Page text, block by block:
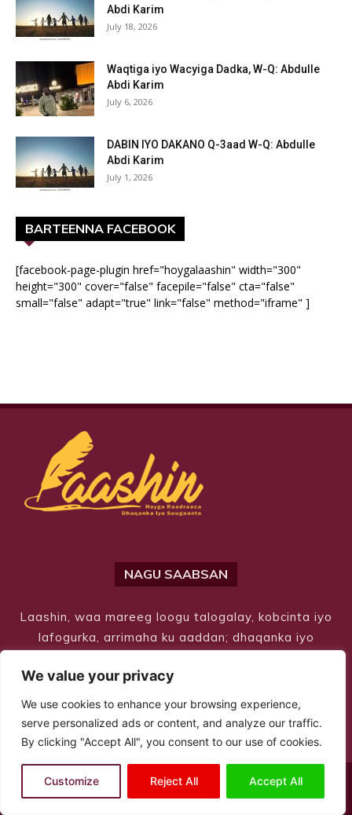
We value your privacy
We use cookies to enhance your browsing experience,
serve personalized ads or content, and analyze our traffic.
By clicking "Accept All", you consent to our use of cookies.
Customize Reject All Accept All
Abdi Karim
July 18, 2026
Waqtiga iyo Wacyiga Dadka, W-Q: Abdulle
Abdi Karim
July 6, 2026
DABIN IYO DAKANO Q-3aad W-Q: Abdulle
Abdi Karim
July 1, 2026
BARTEENNA FACEBOOK
[facebook-page-plugin href="hoygalaashin" width="300"
height="300" cover="false" facepile="false" cta="false"
small="false" adapt="true" link="false" method="iframe" ]
NAGU SAABSAN
Laashin, waa mareeg loogu talogalay, kobcinta iyo
lafogurka, arrimaha ku aaddan; dhaqanka iyo
© Copyright 2026 – Laashin. All Rights Reserved